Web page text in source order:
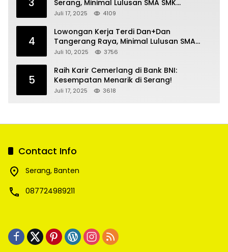
Serang, Minimal Lulusan SMA SMK
Sederajat
Juli 17, 2025 4109
4
Lowongan Kerja Terdi Dan+Dan
Tangerang Raya, Minimal Lulusan SMA
SMK
Juli 10, 2025 3756
5
Raih Karir Cemerlang di Bank BNI:
Kesempatan Menarik di Serang!
Juli 17, 2025 3618
Contact Info
Serang, Banten
087724989211